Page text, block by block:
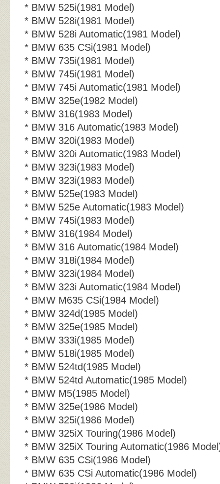
* BMW 525i(1981 Model)
* BMW 528i(1981 Model)
* BMW 528i Automatic(1981 Model)
* BMW 635 CSi(1981 Model)
* BMW 735i(1981 Model)
* BMW 745i(1981 Model)
* BMW 745i Automatic(1981 Model)
* BMW 325e(1982 Model)
* BMW 316(1983 Model)
* BMW 316 Automatic(1983 Model)
* BMW 320i(1983 Model)
* BMW 320i Automatic(1983 Model)
* BMW 323i(1983 Model)
* BMW 323i(1983 Model)
* BMW 525e(1983 Model)
* BMW 525e Automatic(1983 Model)
* BMW 745i(1983 Model)
* BMW 316(1984 Model)
* BMW 316 Automatic(1984 Model)
* BMW 318i(1984 Model)
* BMW 323i(1984 Model)
* BMW 323i Automatic(1984 Model)
* BMW M635 CSi(1984 Model)
* BMW 324d(1985 Model)
* BMW 325e(1985 Model)
* BMW 333i(1985 Model)
* BMW 518i(1985 Model)
* BMW 524td(1985 Model)
* BMW 524td Automatic(1985 Model)
* BMW M5(1985 Model)
* BMW 325e(1986 Model)
* BMW 325i(1986 Model)
* BMW 325iX Touring(1986 Model)
* BMW 325iX Touring Automatic(1986
* BMW 635 CSi(1986 Model)
* BMW 635 CSi Automatic(1986 Model)